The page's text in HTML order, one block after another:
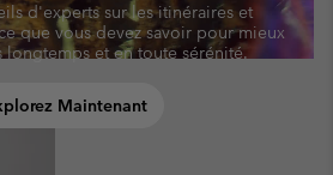
d'experts sur les itinéraires et
que vous devez savoir pour mieux
longtemps et en toute sérénité.
Maintenant